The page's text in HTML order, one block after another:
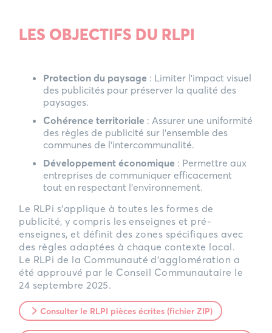
LES OBJECTIFS DU RLPI
Protection du paysage : Limiter l’impact visuel
des publicités pour préserver la qualité des
paysages.
Cohérence territoriale : Assurer une uniformité
des règles de publicité sur l’ensemble des
communes de l’intercommunalité.
Développement économique : Permettre aux
entreprises de communiquer efficacement
tout en respectant l’environnement.
Le RLPi s’applique à toutes les formes de
publicité, y compris les enseignes et pré-
enseignes, et définit des zones spécifiques avec
des règles adaptées à chaque contexte local.
Le RLPi de la Communauté d’agglomération a
été approuvé par le Conseil Communautaire le
24 septembre 2025.
Consulter le RLPI pièces écrites (fichier ZIP)